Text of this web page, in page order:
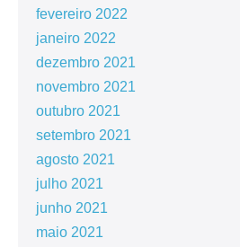
fevereiro 2022
janeiro 2022
dezembro 2021
novembro 2021
outubro 2021
setembro 2021
agosto 2021
julho 2021
junho 2021
maio 2021